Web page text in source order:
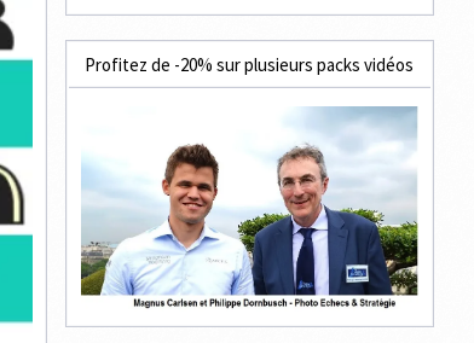
Profitez de -20% sur plusieurs packs vidéos